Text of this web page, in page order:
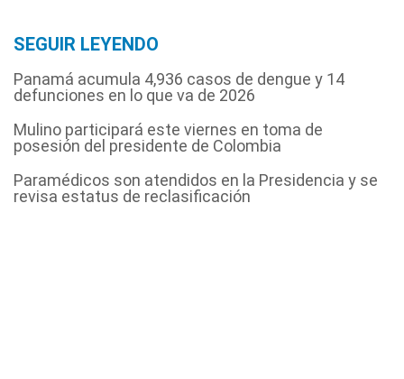
SEGUIR LEYENDO
Panamá acumula 4,936 casos de dengue y 14
defunciones en lo que va de 2026
Mulino participará este viernes en toma de
posesión del presidente de Colombia
Paramédicos son atendidos en la Presidencia y se
revisa estatus de reclasificación